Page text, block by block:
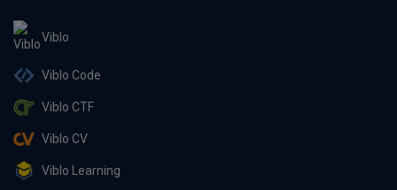
Viblo
Viblo Code
Viblo CTF
Viblo CV
Viblo Learning